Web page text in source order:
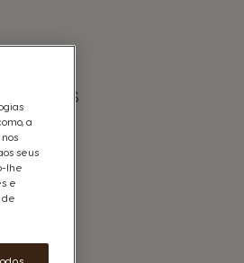
ODISSEIAS
a
seus
lhe
e
de